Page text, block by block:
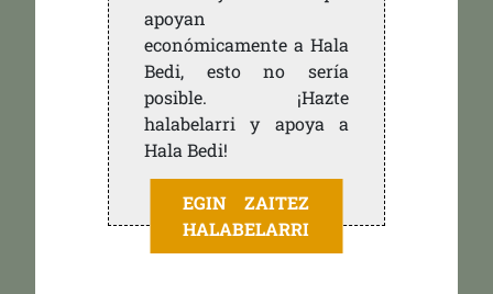
apoyan
económicamente a Hala
Bedi, esto no sería
posible. ¡Hazte
halabelarri y apoya a
Hala Bedi!
EGIN ZAITEZ
HALABELARRI